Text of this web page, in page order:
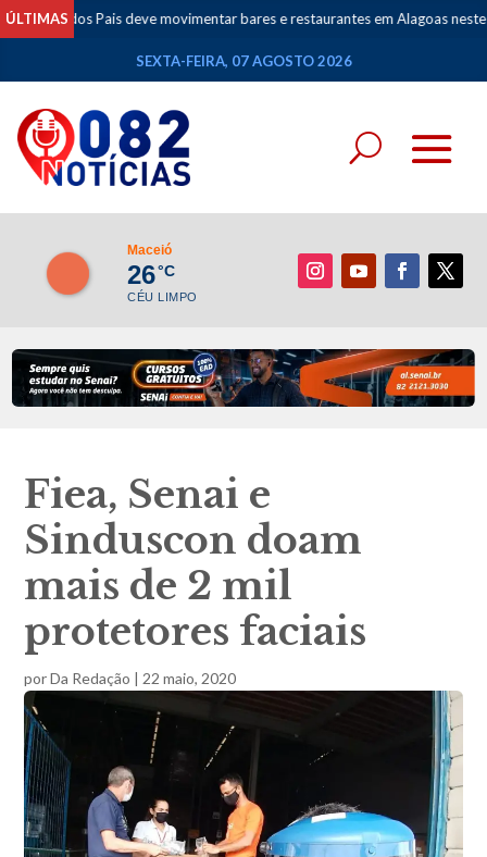
ÚLTIMAS
Pais deve movimentar bares e restaurantes em Alagoas neste fim de
SEXTA-FEIRA, 07 AGOSTO 2026
Maceió
26°C
CÉU LIMPO
Fiea, Senai e
Sinduscon doam
mais de 2 mil
protetores faciais
porDa Redação | 22 maio, 2020